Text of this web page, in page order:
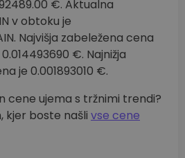
€. Aktualna
v obtoku je
Najvišja zabeležena cena
€. Najnižja
je 0.001893010 €.
cene ujema s tržnimi trendi?
kjer boste našli vse cene